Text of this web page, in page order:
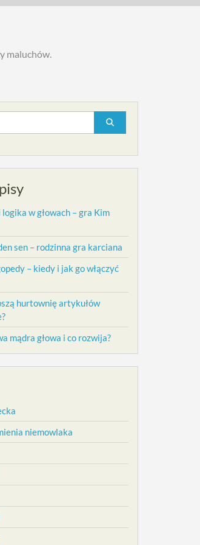
maluchów.
w głowach – gra Kim
sen – rodzinna gra karciana
– kiedy i jak go włączyć
hurtownię artykułów
mądra głowa i co rozwija?
niemowlaka